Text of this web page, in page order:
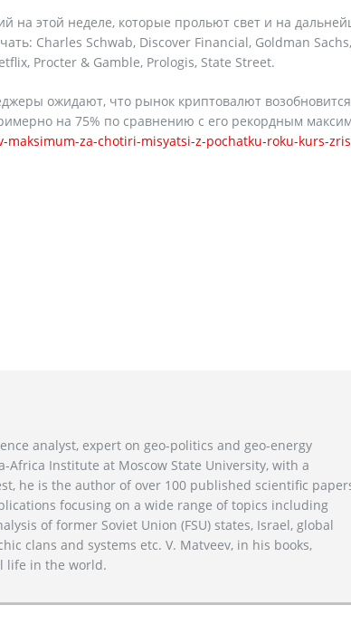
на этой неделе, которые прольют свет и на
Charles Schwab, Discover Financial, Goldman Sachs,
Procter & Gamble, Prologis, State Street.
ожидают, что рынок криптовалют
на 75% по сравнению с его рекордным
za-chotiri-misyatsi-z-pochatku-roku-kurs-
analyst, expert on geo-politics and geo-energy
Africa Institute at Moscow State University, with a
he is the author of over 100 published scientific
focusing on a wide range of topics including
of former Soviet Union (FSU) states, Israel, global
clans and systems etc. V. Matveev, in his books,
life in the world.